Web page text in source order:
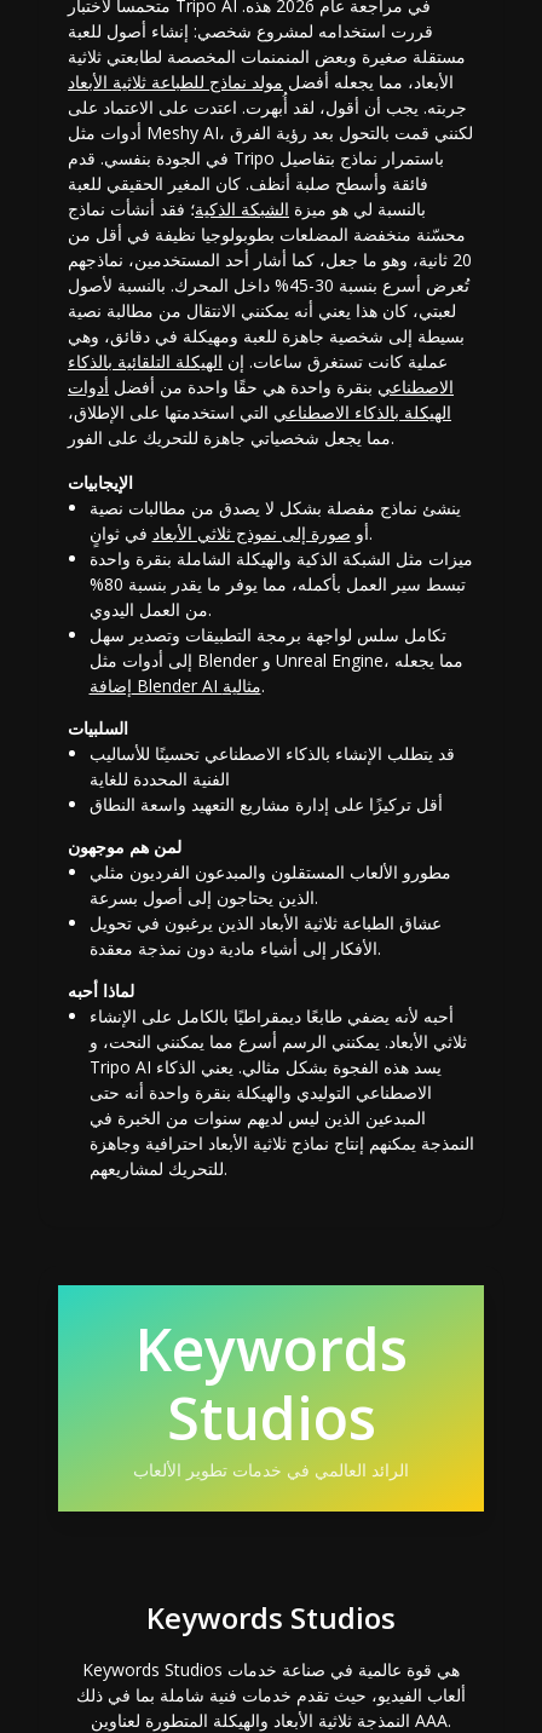
متحمساً لاختبار Tripo AI في مراجعة عام 2026 هذه.
قررت استخدامه لمشروع شخصي: إنشاء أصول للعبة
مستقلة صغيرة وبعض المنمنمات المخصصة لطابعتي ثلاثية
الأبعاد، مما يجعله أفضل مولد نماذج للطباعة ثلاثية الأبعاد
جربته. يجب أن أقول، لقد أُبهرت. اعتدت على الاعتماد على
أدوات مثل Meshy AI، لكنني قمت بالتحول بعد رؤية الفرق
في الجودة بنفسي. قدم Tripo باستمرار نماذج بتفاصيل
فائقة وأسطح صلبة أنظف. كان المغير الحقيقي للعبة
بالنسبة لي هو ميزة الشبكة الذكية؛ فقد أنشأت نماذج
محسّنة منخفضة المضلعات بطوبولوجيا نظيفة في أقل من
20 ثانية، وهو ما جعل، كما أشار أحد المستخدمين، نماذجهم
تُعرض أسرع بنسبة 30-45% داخل المحرك. بالنسبة لأصول
لعبتي، كان هذا يعني أنه يمكنني الانتقال من مطالبة نصية
بسيطة إلى شخصية جاهزة للعبة ومهيكلة في دقائق، وهي
عملية كانت تستغرق ساعات. إن الهيكلة التلقائية بالذكاء
الاصطناعي بنقرة واحدة هي حقًا واحدة من أفضل أدوات
الهيكلة بالذكاء الاصطناعي التي استخدمتها على الإطلاق،
مما يجعل شخصياتي جاهزة للتحريك على الفور.
الإيجابيات
ينشئ نماذج مفصلة بشكل لا يصدق من مطالبات نصية
أو صورة إلى نموذج ثلاثي الأبعاد
في ثوانٍ.
ميزات مثل الشبكة الذكية والهيكلة الشاملة بنقرة واحدة
تبسط سير العمل بأكمله، مما يوفر ما يقدر بنسبة 80%
من العمل اليدوي.
تكامل سلس لواجهة برمجة التطبيقات وتصدير سهل
إلى أدوات مثل Blender و Unreal Engine، مما يجعله
إضافة Blender AI مثالية.
السلبيات
قد يتطلب الإنشاء بالذكاء الاصطناعي تحسينًا للأساليب
الفنية المحددة للغاية
أقل تركيزًا على إدارة مشاريع التعهيد واسعة النطاق
لمن هم موجهون
مطورو الألعاب المستقلون والمبدعون الفرديون مثلي
الذين يحتاجون إلى أصول بسرعة.
عشاق الطباعة ثلاثية الأبعاد الذين يرغبون في تحويل
الأفكار إلى أشياء مادية دون نمذجة معقدة.
لماذا أحبه
أحبه لأنه يضفي طابعًا ديمقراطيًا بالكامل على الإنشاء
ثلاثي الأبعاد. يمكنني الرسم أسرع مما يمكنني النحت، و
Tripo AI يسد هذه الفجوة بشكل مثالي. يعني الذكاء
الاصطناعي التوليدي والهيكلة بنقرة واحدة أنه حتى
المبدعين الذين ليس لديهم سنوات من الخبرة في
النمذجة يمكنهم إنتاج نماذج ثلاثية الأبعاد احترافية وجاهزة
للتحريك لمشاريعهم.
Keywords
Studios
الرائد العالمي في خدمات تطوير الألعاب
Keywords Studios
Keywords Studios هي قوة عالمية في صناعة خدمات
ألعاب الفيديو، حيث تقدم خدمات فنية شاملة بما في ذلك
النمذجة ثلاثية الأبعاد والهيكلة المتطورة لعناوين AAA.